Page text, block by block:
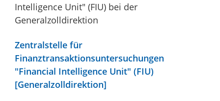
Intelligence Unit" (FIU) bei der
Generalzolldirektion
Zentralstelle für
Finanztransaktionsuntersuchungen
"Financial Intelligence Unit" (FIU)
[Generalzolldirektion]